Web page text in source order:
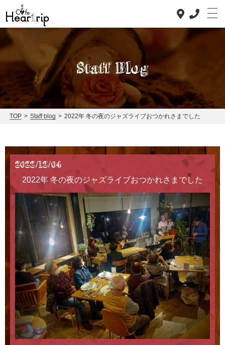
Top
Lunch
Dinner
News
Staff blog
Access
Staff Blog
TOP > Staff blog > 2022年 冬の夜のジャズライブおつかれさまでした
2022/12/04
2022年 冬の夜のジャズライブおつかれさまでした